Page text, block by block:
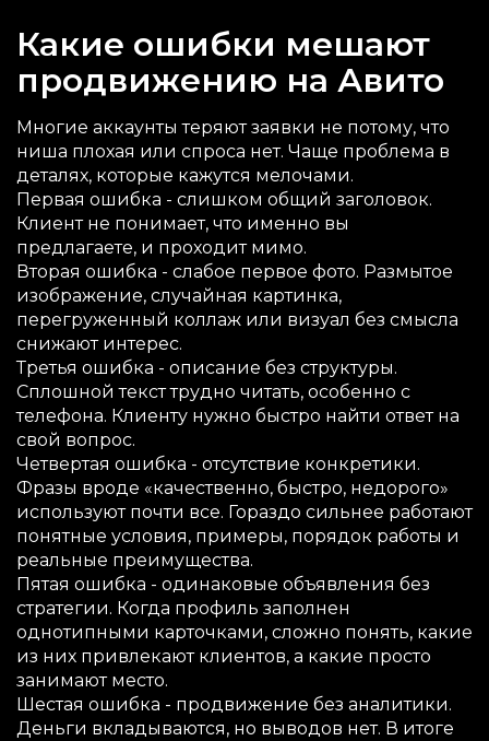
Какие ошибки мешают
продвижению на Авито
Многие аккаунты теряют заявки не потому, что
ниша плохая или спроса нет. Чаще проблема в
деталях, которые кажутся мелочами.
Первая ошибка - слишком общий заголовок.
Клиент не понимает, что именно вы
предлагаете, и проходит мимо.
Вторая ошибка - слабое первое фото. Размытое
изображение, случайная картинка,
перегруженный коллаж или визуал без смысла
снижают интерес.
Третья ошибка - описание без структуры.
Сплошной текст трудно читать, особенно с
телефона. Клиенту нужно быстро найти ответ на
свой вопрос.
Четвертая ошибка - отсутствие конкретики.
Фразы вроде «качественно, быстро, недорого»
используют почти все. Гораздо сильнее работают
понятные условия, примеры, порядок работы и
реальные преимущества.
Пятая ошибка - одинаковые объявления без
стратегии. Когда профиль заполнен
однотипными карточками, сложно понять, какие
из них привлекают клиентов, а какие просто
занимают место.
Шестая ошибка - продвижение без аналитики.
Деньги вкладываются, но выводов нет. В итоге